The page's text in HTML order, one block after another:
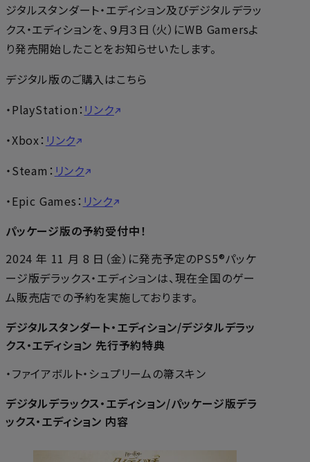
ジタルスタンダート・エディション及びデジタルデラッ
クス・エディションを、９月３日（火）にWB Gamersよ
り発売開始したことをお知らせいたします。
デジタル版のご購入はこちら
・PlayStation： リンク
・Xbox： リンク
・Steam： リンク
・Epic Games： リンク
パッケージ版の予約受付中！
2024 年 11 月 8 日（金）に発売予定のPS5®パッケ
ージ版デラックス・エディションは、現在全国のゲー
ム販売店での予約を実施しております。
デジタルスタンダート・エディション/デジタルデラッ
クス・エディション 先行予約特典
・ファイアボルト・シュプリームの箒スキン
デジタルデラックス・エディション/パッケージ版デラ
ックス・エディション 内容